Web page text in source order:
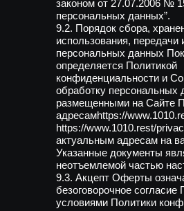
законом от 27.07.2006 №
персональных данных”.
9.2. Порядок сбора,
использования, передачи
персональных данных
определяется Политикой
конфиденциальности и
обработку персональных
размещенными на Сайте
адресамhttps://
https://www.1010.rest/
актуальным адресам на
Указанные документы
неотъемлемой частью
9.3. Акцепт Оферты
безоговорочное согласие
условиями Политики